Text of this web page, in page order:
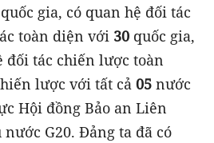
quốc gia, có quan hệ đối tác
toàn diện với 30 quốc gia,
đối tác chiến lược toàn
lược với tất cả 05 nước
Hội đồng Bảo an Liên
G20. Đảng ta đã có